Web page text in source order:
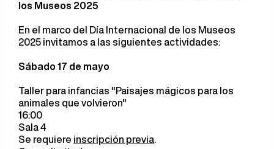
los Museos 2025
En el marco del Día Internacional de los Museos
2025 invitamos a las siguientes actividades:
Sábado 17 de mayo
Taller para infancias "Paisajes mágicos para los
animales que volvieron"
16:00
Sala 4
Se requiere inscripción previa